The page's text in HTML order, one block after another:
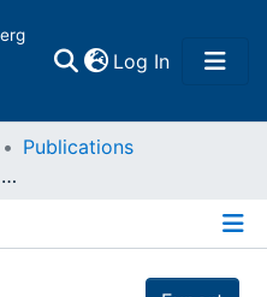
Log In(current)
Publications
Der Arme an der Tür ein Sinnbild für den Erlöser? Zur Bedeutung der Lazarusperikope in der syrischen Literatur